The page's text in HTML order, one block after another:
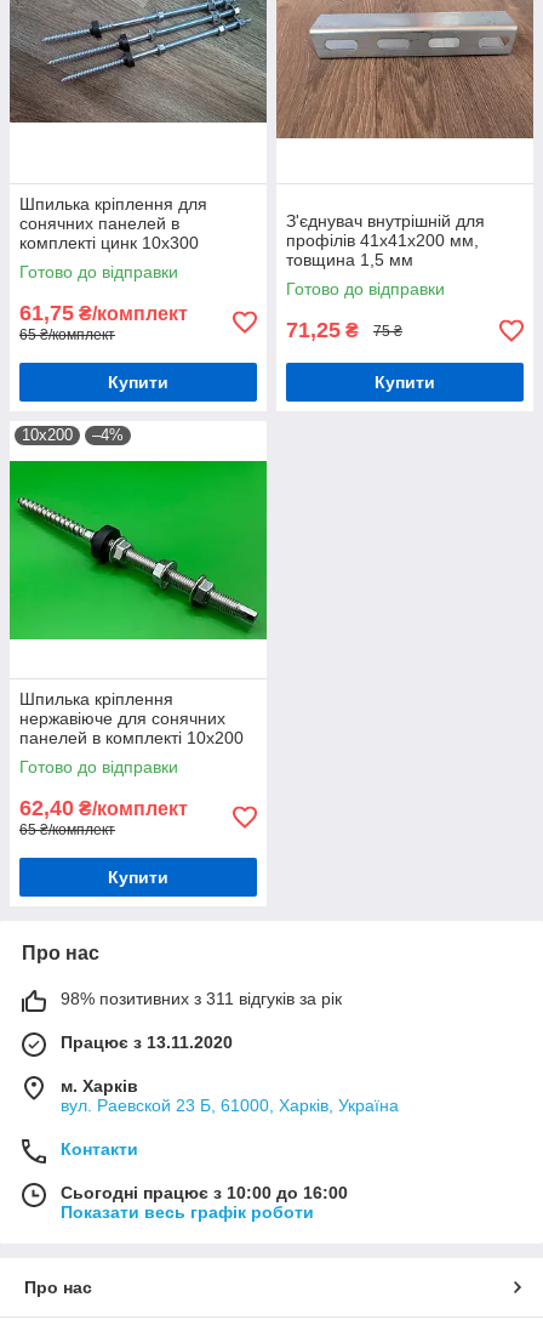
Шпилька кріплення для
сонячних панелей в
комплекті цинк 10х300
Готово до відправки
61,75 ₴/комплект
65 ₴/комплект
Купити
З'єднувач внутрішній для
профілів 41х41х200 мм,
товщина 1,5 мм
Готово до відправки
71,25 ₴ 75 ₴
Купити
10х200 –4%
Шпилька кріплення
нержавіюче для сонячних
панелей в комплекті 10х200
(1шт)
Готово до відправки
62,40 ₴/комплект
65 ₴/комплект
Купити
Про нас
98% позитивних з 311 відгуків за рік
Працює з 13.11.2020
м. Харків
вул. Раевской 23 Б, 61000, Харків, Україна
Контакти
Сьогодні працює з 10:00 до 16:00
Показати весь графік роботи
Про нас